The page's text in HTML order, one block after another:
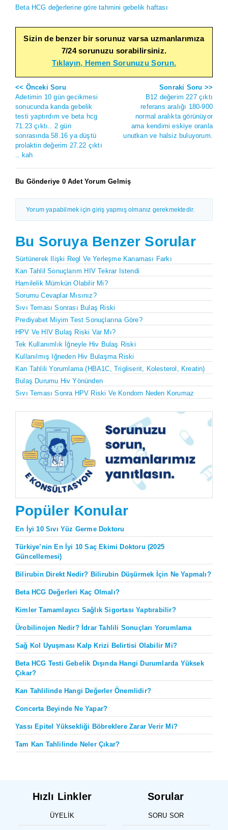
Beta HCG değerlerine göre tahmini gebelik haftası
Sizin de benzer bir sorunuz varsa uzmanlarımıza
7/24 sorunuzu sorabilirsiniz.
Tıklayın, Hemen Sorunuzu Sorun.
<< Önceki Soru
Adetimin 10 gün gecikmesi
sonucunda kanda gebelik
testi yaptırdım ve beta hcg
71.23 çıktı.. 2 gün
sonrasında 58.16 ya düştü
prolaktin değerim 27.22 çıktı
.. kah
Sonraki Soru >>
B12 değerim 227 çıktı
referans aralığı 180-900
normal aralıkta görünüyor
ama kendimi eskiye oranla
unutkan ve halsiz buluyorum.
Bu Gönderiye 0 Adet Yorum Gelmiş
Yorum yapabilmek için giriş yapmış olmanız gerekmektedir.
Bu Soruya Benzer Sorular
Sürtünerek Ilişki Regl Ve Yerleşme Kanaması Farkı
Kan Tahlil Sonuçlarım HIV Tekrar Istendi
Hamilelik Mümkün Olabilir Mi?
Sorumu Cevaplar Mısınız?
Sıvı Teması Sonrası Bulaş Riski
Prediyabet Miyim Test Sonuçlarına Göre?
HPV Ve HIV Bulaş Riski Var Mı?
Tek Kullanımlık İğneyle Hiv Bulaş Riski
Kullanılmış Iğneden Hiv Bulaşma Riski
Kan Tahlili Yorumlama (HBA1C, Trigliserit, Kolesterol, Kreatin)
Bulaş Durumu Hiv Yönünden
Sıvı Teması Sonra HPV Riski Ve Kondom Neden Korumaz
Popüler Konular
En İyi 10 Sıvı Yüz Germe Doktoru
Türkiye’nin En İyi 10 Saç Ekimi Doktoru (2025
Güncellemesi)
Bilirubin Direkt Nedir? Bilirubin Düşürmek İçin Ne Yapmalı?
Beta HCG Değerleri Kaç Olmalı?
Kimler Tamamlayıcı Sağlık Sigortası Yaptırabilir?
Ürobilinojen Nedir? İdrar Tahlili Sonuçları Yorumlama
Sağ Kol Uyuşması Kalp Krizi Belirtisi Olabilir Mi?
Beta HCG Testi Gebelik Dışında Hangi Durumlarda Yüksek
Çıkar?
Kan Tahlilinde Hangi Değerler Önemlidir?
Concerta Beyinde Ne Yapar?
Yassı Epitel Yüksekliği Böbreklere Zarar Verir Mi?
Tam Kan Tahlilinde Neler Çıkar?
Hızlı Linkler
ÜYELIK
Sorular
SORU SOR